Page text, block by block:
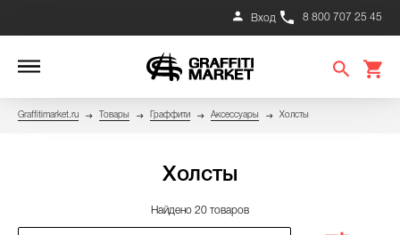
8 800 707 25 45
Вход
Graffitimarket.ru Товары Граффити Аксессуары Холсты
Холсты
Найдено 20 товаров